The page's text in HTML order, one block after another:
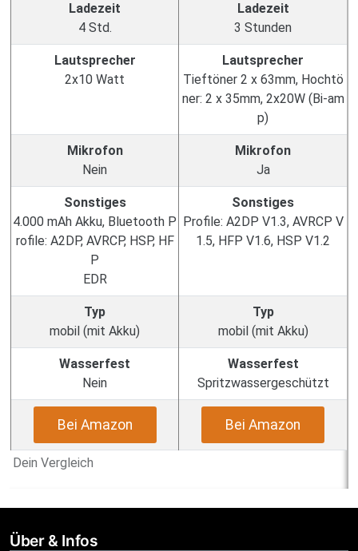
Dein Vergleich
Ladezeit
4 Std.
Ladezeit
3 Stunden
Lautsprecher
2x10 Watt
Lautsprecher
Tieftöner 2 x 63mm, Hochtö
ner: 2 x 35mm, 2x20W (Bi-am
p)
Mikrofon
Nein
Mikrofon
Ja
Sonstiges
4.000 mAh Akku, Bluetooth P
rofile: A2DP, AVRCP, HSP, HF
P
EDR
Sonstiges
Profile: A2DP V1.3, AVRCP V
1.5, HFP V1.6, HSP V1.2
Typ
mobil (mit Akku)
Typ
mobil (mit Akku)
Wasserfest
Nein
Wasserfest
Spritzwassergeschützt
Bei Amazon Bei Amazon
Über & Infos